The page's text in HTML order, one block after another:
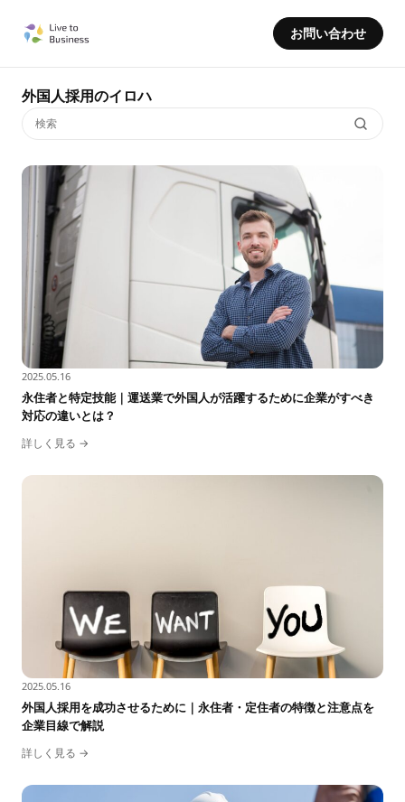
お問い合わせ
外国人採用のイロハ
2025.05.16
永住者と特定技能｜運送業で外国人が活躍するために企業がすべき
対応の違いとは？
詳しく見る →
2025.05.16
外国人採用を成功させるために｜永住者・定住者の特徴と注意点を
企業目線で解説
詳しく見る →